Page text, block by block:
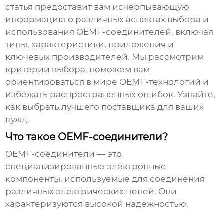
статья предоставит вам исчерпывающую
информацию о различных аспектах выбора и
использования OEMF-соединителей, включая
типы, характеристики, приложения и
ключевых производителей. Мы рассмотрим
критерии выбора, поможем вам
ориентироваться в мире OEMF-технологий и
избежать распространенных ошибок. Узнайте,
как выбрать лучшего поставщика для ваших
нужд.
Что такое OEMF-соединители?
OEMF-соединители — это
специализированные электронные
компоненты, используемые для соединения
различных электрических цепей. Они
характеризуются высокой надежностью,